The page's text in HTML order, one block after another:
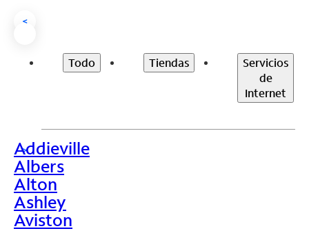
<
Todo Tiendas
Servicios
de
Internet
>
Addieville
Albers
Alton
Ashley
Aviston